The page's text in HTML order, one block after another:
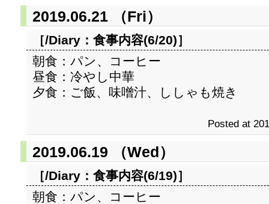
2019.06.21 （Fri）
［/Diary： 食事内容(6/20)］
朝食：パン、コーヒー
昼食：冷やし中華
夕食：ご飯、味噌汁、ししゃも焼き
Posted at
2019.06.19 （Wed）
［/Diary： 食事内容(6/19)］
朝食：パン、コーヒー